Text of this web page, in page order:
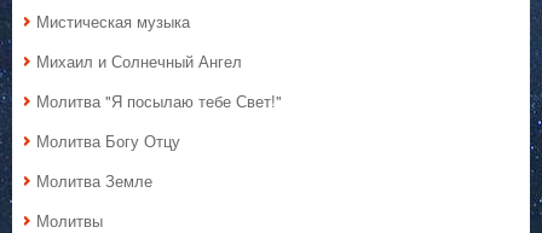
Мистическая музыка
Михаил и Солнечный Ангел
Молитва "Я посылаю тебе Свет!"
Молитва Богу Отцу
Молитва Земле
Молитвы